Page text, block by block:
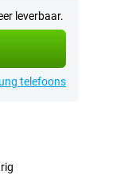
leverbaar.
telefoons